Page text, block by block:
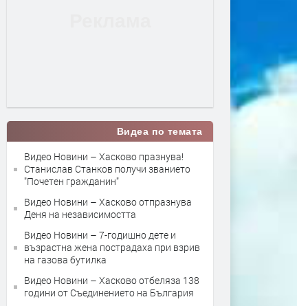
Видеа по темата
Видео Новини – Хасково празнува!
Станислав Станков получи званието
"Почетен гражданин"
Видео Новини – Хасково отпразнува
Деня на независимостта
Видео Новини – 7-годишно дете и
възрастна жена пострадаха при взрив
на газова бутилка
Видео Новини – Хасково отбеляза 138
години от Съединението на България